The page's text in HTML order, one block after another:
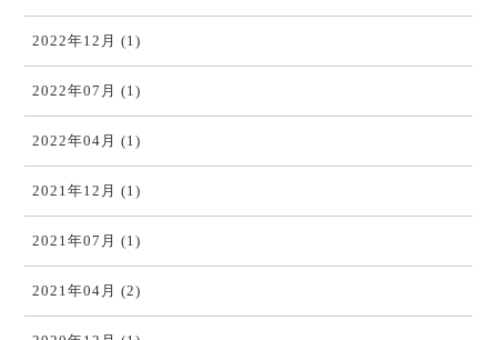
2022年12月 (1)
2022年07月 (1)
2022年04月 (1)
2021年12月 (1)
2021年07月 (1)
2021年04月 (2)